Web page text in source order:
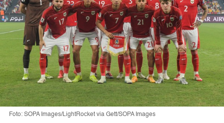
Foto: SOPA Images/LightRocket via Gett/SOPA Images